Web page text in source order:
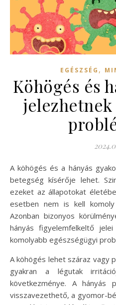
EGÉSZSÉG ,
Köhögés és
A köhögés és a hányás gyakori tünetek, amelyek számos
betegség kísérője lehet.
ezeket az állapotokat
esetben nem is kell
Azonban bizonyos
hányás figyelemfelkeltő
komolyabb egészségügyi
A köhögés lehet száraz vagy
gyakran a légutak
következménye. A hányás
visszavezethető, a gyomor-